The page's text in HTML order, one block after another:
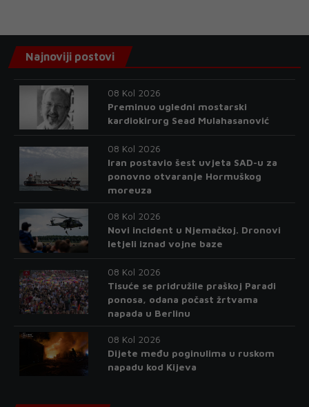
Najnoviji postovi
08 Kol 2026
Preminuo ugledni mostarski
kardiokirurg Sead Mulahasanović
08 Kol 2026
Iran postavio šest uvjeta SAD-u za
ponovno otvaranje Hormuškog
moreuza
08 Kol 2026
Novi incident u Njemačkoj. Dronovi
letjeli iznad vojne baze
08 Kol 2026
Tisuće se pridružile praškoj Paradi
ponosa, odana počast žrtvama
napada u Berlinu
08 Kol 2026
Dijete među poginulima u ruskom
napadu kod Kijeva